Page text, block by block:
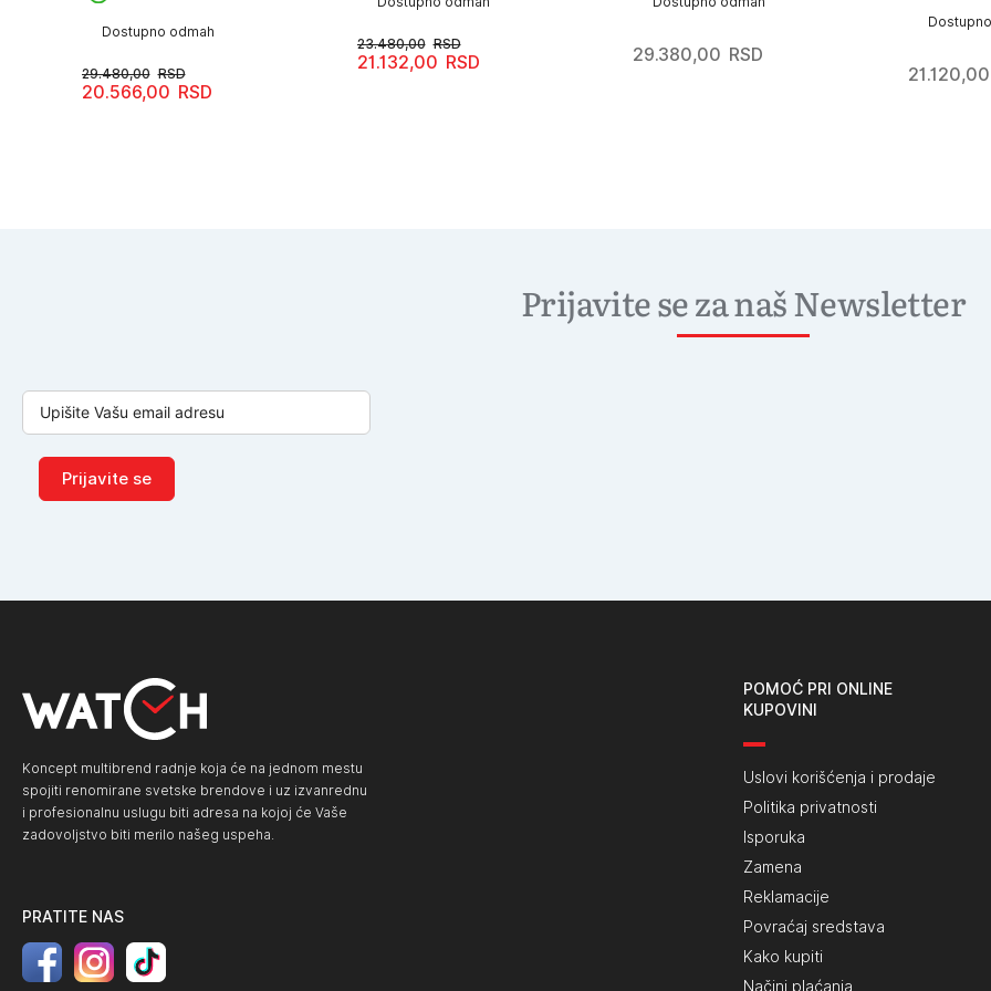
Dostupno odmah
29.480,00 RSD
Originalna
20.566,00 RSD
Trenutna
23.480,00 RSD
Originalna
21.132,00 RSD
Trenutna
29.380,00 RSD
21.120,00
Prijavite se za naš Newsletter
Prijavite se
Koncept multibrend radnje koja će na jednom mestu
spojiti renomirane svetske brendove i uz izvanrednu
i profesionalnu uslugu biti adresa na kojoj će Vaše
zadovoljstvo biti merilo našeg uspeha.
PRATITE NAS
POMOĆ PRI ONLINE
KUPOVINI
Uslovi korišćenja i prodaje
Politika privatnosti
Isporuka
Zamena
Reklamacije
Povraćaj sredstava
Kako kupiti
Načini plaćanja